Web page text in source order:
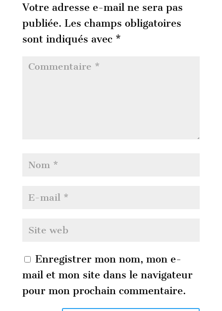
Votre adresse e-mail ne sera pas
publiée. Les champs obligatoires
sont indiqués avec *
Enregistrer mon nom, mon e-
mail et mon site dans le navigateur
pour mon prochain commentaire.